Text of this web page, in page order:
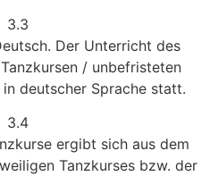
3.3
Der Unterricht des
/ unbefristeten
deutscher Sprache statt.
3.4
ergibt sich aus dem
Tanzkurses bzw. der